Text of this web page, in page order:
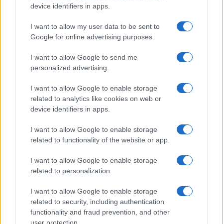
device identifiers in apps.
I want to allow my user data to be sent to
Google for online advertising purposes.
I want to allow Google to send me
personalized advertising.
I want to allow Google to enable storage
related to analytics like cookies on web or
device identifiers in apps.
I want to allow Google to enable storage
related to functionality of the website or app.
I want to allow Google to enable storage
related to personalization.
I want to allow Google to enable storage
related to security, including authentication
functionality and fraud prevention, and other
user protection.
E-mail cím
Feliratkozom a hírlevélre és elfogadom az
FELIRATKOZÁS
Ilyen még nem volt: most a gyerkőcök bulizhatnak a Káptalan
Kertben!
Helyi hírek
Beindult az őszibarackszezon, szeptemberig élvezhetjük